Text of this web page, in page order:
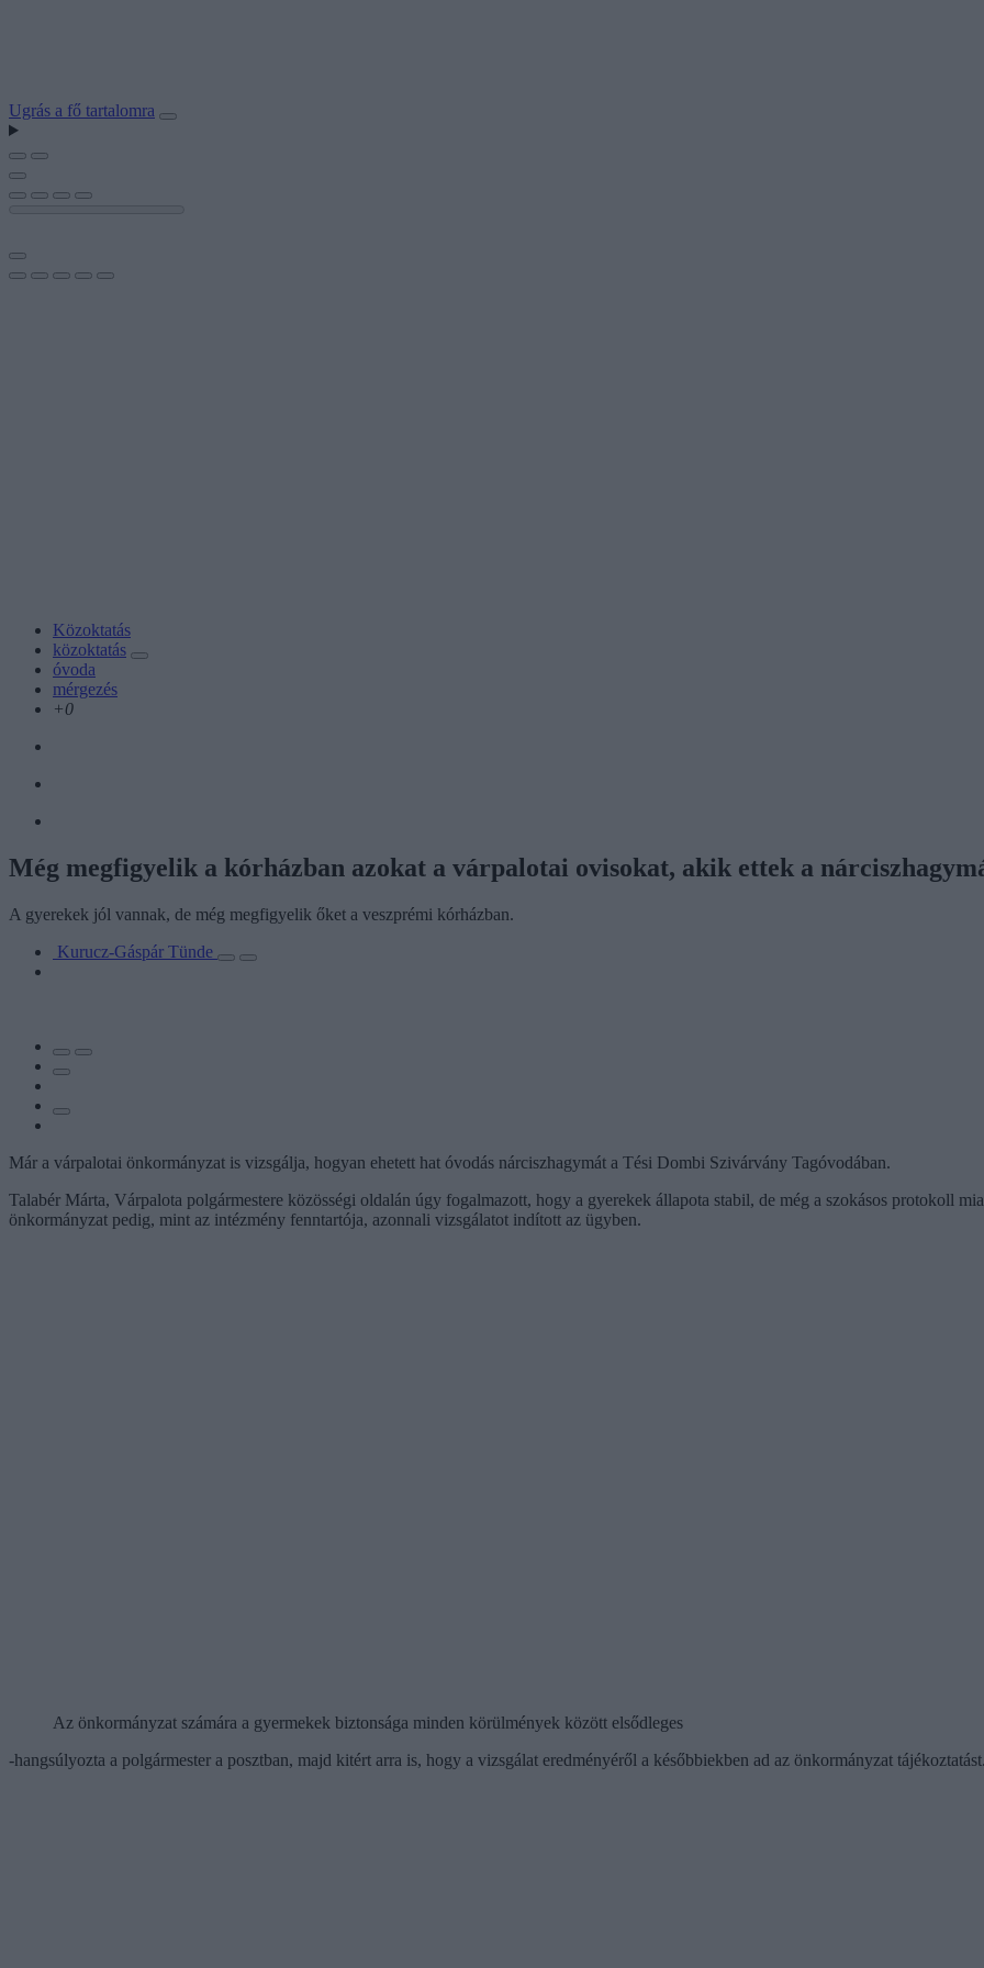
Ugrás a fő tartalomra
Közoktatás
közoktatás
óvoda
mérgezés
+0
Még megfigyelik a kórházban azokat a várpalotai ovisokat, akik ettek a
A gyerekek jól vannak, de még megfigyelik őket a veszprémi kórházban.
Kurucz-Gáspár Tünde
Már a várpalotai önkormányzat is vizsgálja, hogyan ehetett hat óvodás nárciszhagymát a Tési Dombi Szivárvány Tagóvodában.
Talabér Márta, Várpalota polgármestere közösségi oldalán úgy fogalmazott, hogy a gyerekek állapota stabil, de még a szokásos protokoll
önkormányzat pedig, mint az intézmény fenntartója, azonnali vizsgálatot indított az ügyben.
Az önkormányzat számára a gyermekek biztonsága minden körülmények között elsődleges
-hangsúlyozta a polgármester a posztban, majd kitért arra is, hogy a vizsgálat eredményéről a későbbiekben ad az önkormányzat